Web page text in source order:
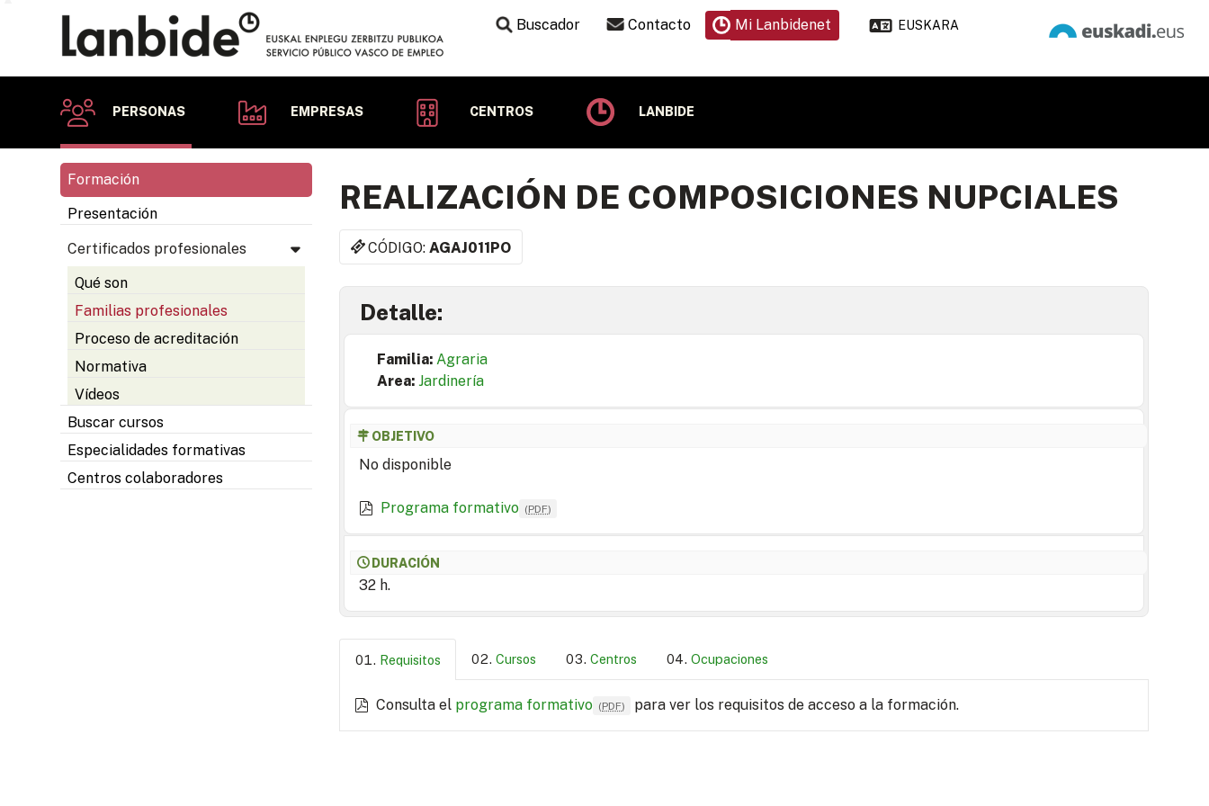
Buscador Contacto Mi Lanbidenet EUSKARA
PERSONAS EMPRESAS CENTROS LANBIDE
Formación
Presentación
Certificados profesionales
Qué son
Familias profesionales
Proceso de acreditación
Normativa
Vídeos
Buscar cursos
Especialidades formativas
Centros colaboradores
REALIZACIÓN DE COMPOSICIONES NUPCIALES
CÓDIGO:AGAJ011PO
Detalle:
Familia: Agraria
Area: Jardinería
OBJETIVO
No disponible
Programa formativo (PDF)
DURACIÓN
32 h.
Requisitos Cursos Centros Ocupaciones
Consulta el programa formativo (PDF) para ver los requisitos de acceso a la formación.